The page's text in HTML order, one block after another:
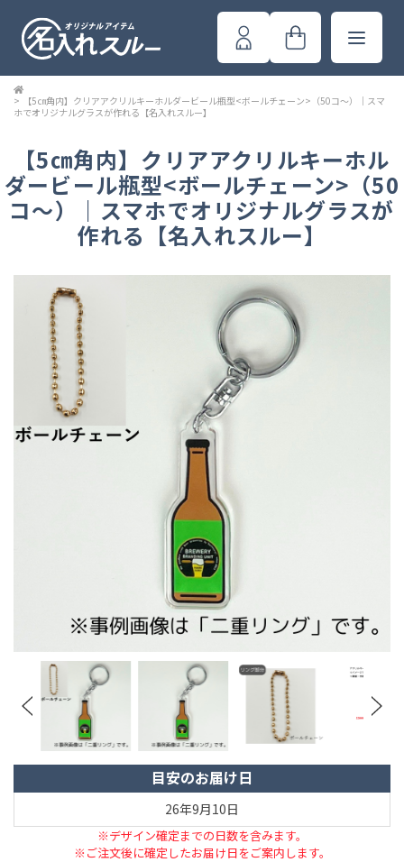
>
【5㎝角内】クリアアクリルキーホルダービール瓶型<ボールチェーン>（50コ～）｜スマ
ホでオリジナルグラスが作れる【名入れスルー】
【5㎝角内】クリアアクリルキーホル
ダービール瓶型<ボールチェーン>（50
コ～）｜スマホでオリジナルグラスが
作れる【名入れスルー】
目安のお届け日
26年9月10日
※デザイン確定までの日数を含みます。
※ご注文後に確定したお届け日をご案内します。